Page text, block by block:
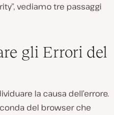
vediamo tre passaggi
gli Errori del
la causa dell’errore.
del browser che